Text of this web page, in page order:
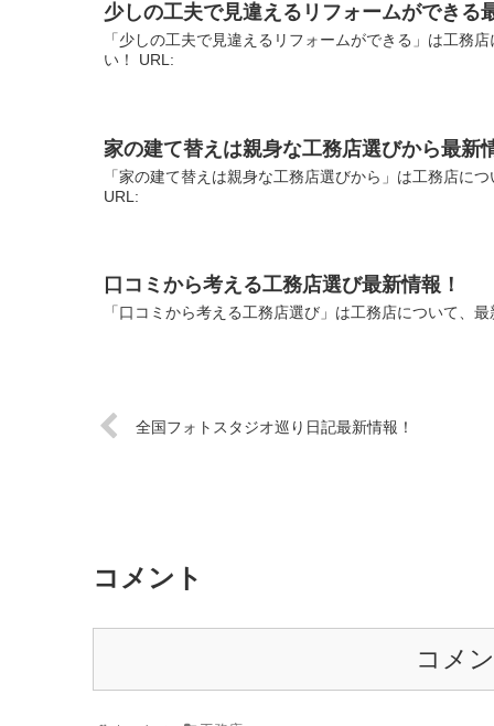
少しの工夫で見違えるリフォームができる
「少しの工夫で見違えるリフォームができる」は工務
い！ URL:
家の建て替えは親身な工務店選びから最新
「家の建て替えは親身な工務店選びから」は工務店に
URL:
口コミから考える工務店選び最新情報！
「口コミから考える工務店選び」は工務店について、
全国フォトスタジオ巡り日記最新情報！
コメント
コメ